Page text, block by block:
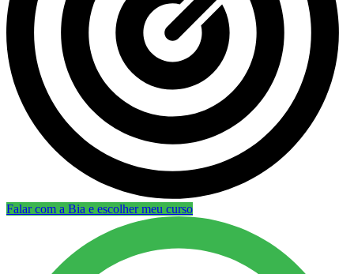
Falar com a Bia e escolher meu curso